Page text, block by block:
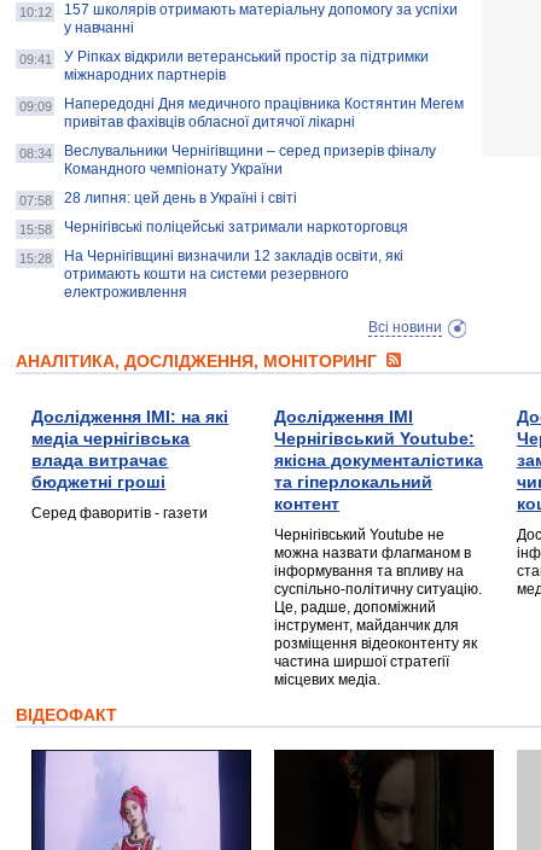
10:12
157 школярів отримають матеріальну допомогу за успіхи
у навчанні
09:41
У Ріпках відкрили ветеранський простір за підтримки
міжнародних партнерів
09:09
Напередодні Дня медичного працівника Костянтин Мегем
привітав фахівців обласної дитячої лікарні
08:34
Веслувальники Чернігівщини – серед призерів фіналу
Командного чемпіонату України
07:58 28 липня: цей день в Україні і світі
15:58 Чернігівські поліцейські затримали наркоторговця
15:28
На Чернігівщині визначили 12 закладів освіти, які
отримають кошти на системи резервного
електроживлення
Всі новини
АНАЛІТИКА, ДОСЛІДЖЕННЯ, МОНІТОРИНГ
Дослідження ІМІ: на які
медіа чернігівська
влада витрачає
бюджетні гроші
Серед фаворитів - газети
Дослідження ІМІ
Чернігівський Youtube:
якісна документалістика
та гіперлокальний
контент
Чернігівський Youtube не
можна назвати флагманом в
інформування та впливу на
суспільно-політичну ситуацію.
Це, радше, допоміжний
інструмент, майданчик для
розміщення відеоконтенту як
частина ширшої стратегії
місцевих медіа.
ВІДЕОФАКТ